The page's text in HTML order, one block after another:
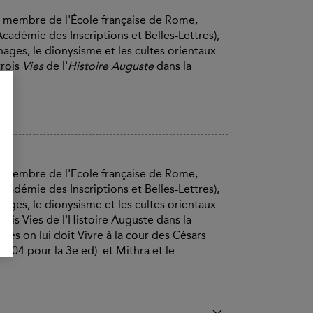
de l'École française de Rome,
des Inscriptions et Belles-Lettres),
le dionysisme et les cultes orientaux
Viesde l'Histoire Augustedans la
de l'Ecole française de Rome,
des Inscriptions et Belles-Lettres),
le dionysisme et les cultes orientaux
Vies de l'Histoire Auguste dans la
on lui doit Vivre à la cour des Césars
pour la 3e ed) et Mithra et le